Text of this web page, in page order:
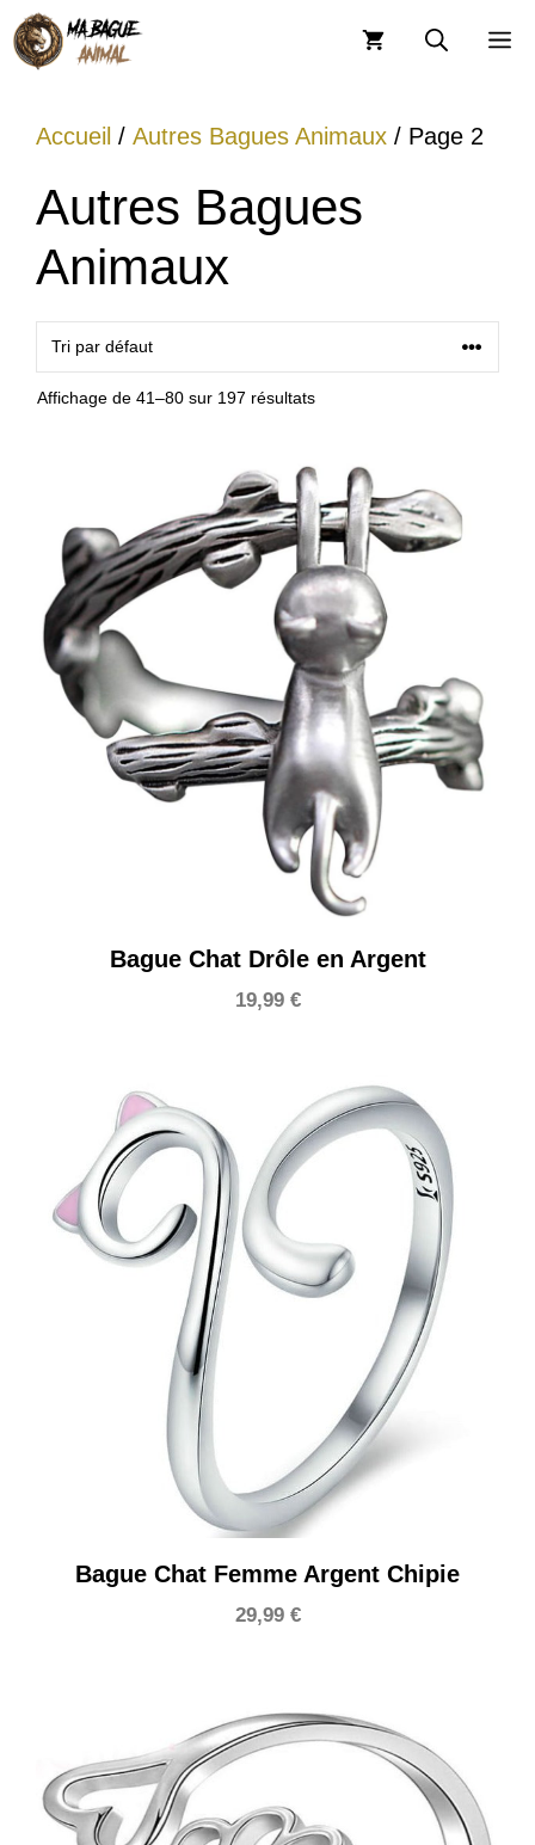
Aller
au
Accueil / Autres Bagues Animaux / Page 2
Autres Bagues
Animaux
Affichage de 41–80 sur 197 résultats
Bague Chat Drôle en Argent
19,99 €
Bague Chat Femme Argent Chipie
29,99 €